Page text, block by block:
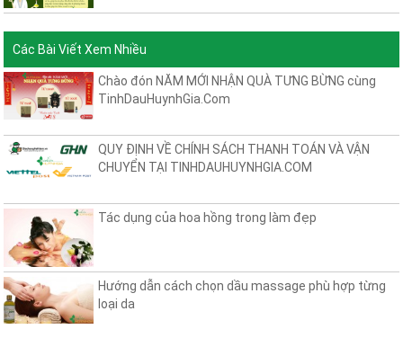
Các Bài Viết Xem Nhiều
Chào đón NĂM MỚI NHẬN QUÀ TƯNG BỪNG cùng
TinhDauHuynhGia.Com
QUY ĐỊNH VỀ CHÍNH SÁCH THANH TOÁN VÀ VẬN
CHUYỂN TẠI TINHDAUHUYNHGIA.COM
Tác dụng của hoa hồng trong làm đẹp
Hướng dẫn cách chọn dầu massage phù hợp từng
loại da